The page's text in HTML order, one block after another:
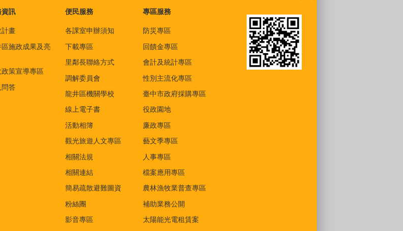
資訊
計畫
區施政成果及亮
政策宣導專區
問答
便民服務
各課室申辦須知
下載專區
里鄰長聯絡方式
調解委員會
龍井區機關學校
線上電子書
活動相簿
觀光旅遊人文專區
相關法規
相關連結
簡易疏散避難圖資
粉絲團
影音專區
專區服務
防災專區
回饋金專區
會計及統計專區
性別主流化專區
臺中市政府採購專區
役政園地
廉政專區
藝文季專區
人事專區
檔案應用專區
農林漁牧業普查專區
補助業務公開
太陽能光電租賃案